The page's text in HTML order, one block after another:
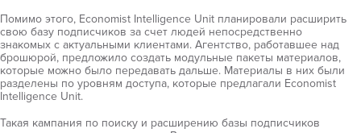
Помимо этого, Economist Intelligence Unit планировали расширить
свою базу подписчиков за счет людей непосредственно
знакомых с актуальными клиентами. Агентство, работавшее над
брошюрой, предложило создать модульные пакеты материалов,
которые можно было передавать дальше. Материалы в них были
разделены по уровням доступа, которые предлагали Economist
Intelligence Unit.
Такая кампания по поиску и расширению базы подписчиков